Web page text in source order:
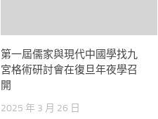
第一屆儒家與現代中國學找九
宮格術研討會在復旦年夜學召
開
2025 年 3 月 26 日